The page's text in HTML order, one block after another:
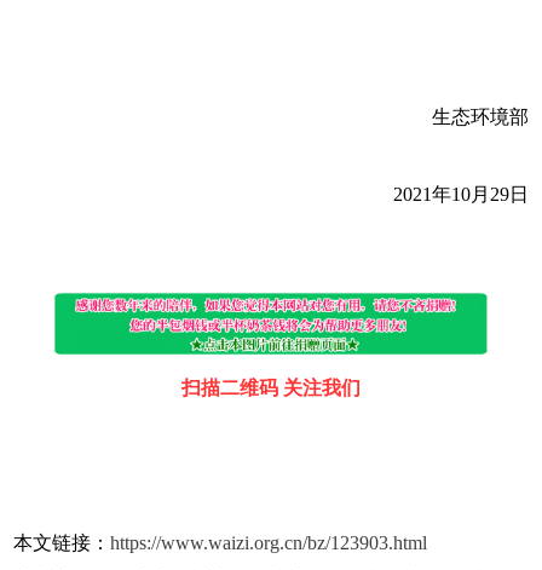
生态环境部
2021年10月29日
扫描二维码 关注我们
本文链接：https://www.waizi.org.cn/bz/123903.html